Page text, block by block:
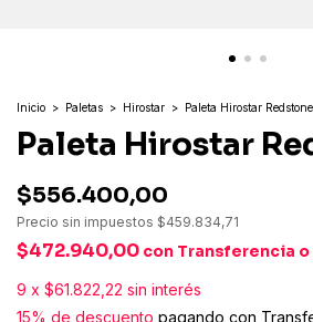
Inicio > Paletas > Hirostar > Paleta Hirostar Redstone
Paleta Hirostar
$556.400,00
Precio sin impuestos $459.834,71
$472.940,00 con Transferencia
9 x $61.822,22 sin interés
15% de descuento pagando con